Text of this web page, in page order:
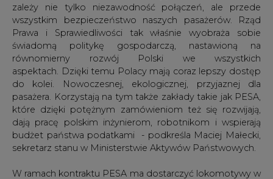
zależy nie tylko niezawodność połączeń, ale przede
wszystkim bezpieczeństwo naszych pasażerów. Rząd
Prawa i Sprawiedliwości tak właśnie wyobraża sobie
świadomą politykę gospodarczą, nastawioną na
równomierny rozwój Polski we wszystkich
aspektach. Dzięki temu Polacy mają coraz lepszy dostęp
do kolei. Nowoczesnej, ekologicznej, przyjaznej dla
pasażera. Korzystają na tym także zakłady takie jak PESA,
które dzięki potężnym zamówieniom też się rozwijają,
dają pracę polskim inżynierom, robotnikom i wspierają
budżet państwa podatkami - podkreśla Maciej Małecki,
sekretarz stanu w Ministerstwie Aktywów Państwowych.
W ramach kontraktu PESA ma dostarczyć lokomotywy w